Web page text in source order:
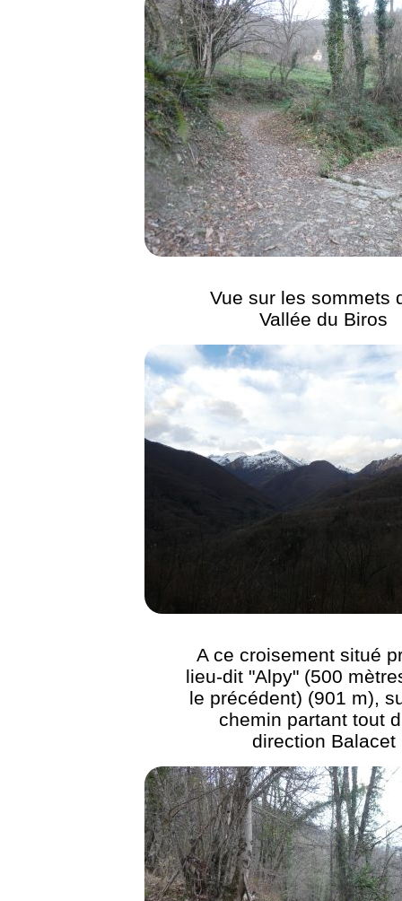
Vue sur les sommets
Vallée du Biros
A ce croisement situé
lieu-dit "Alpy" (500
le précédent) (901 m),
chemin partant tout
direction Balacet